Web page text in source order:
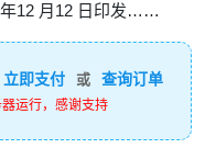
12 月12 日印发……
立即支付 或 查询订单
运行，感谢支持